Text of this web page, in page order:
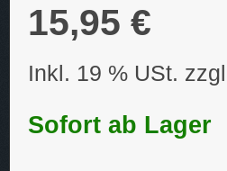
15,95 €
Inkl. 19 % USt.
Sofort ab Lager